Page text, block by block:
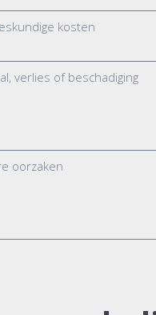
kosten
verlies of beschadiging
oorzaken